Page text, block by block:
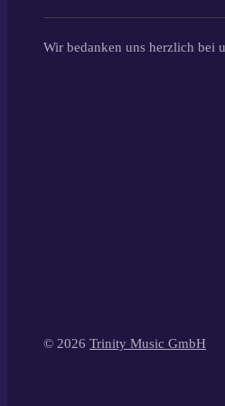
Wir bedanken uns herzlich bei
© 2026 Trinity Music GmbH